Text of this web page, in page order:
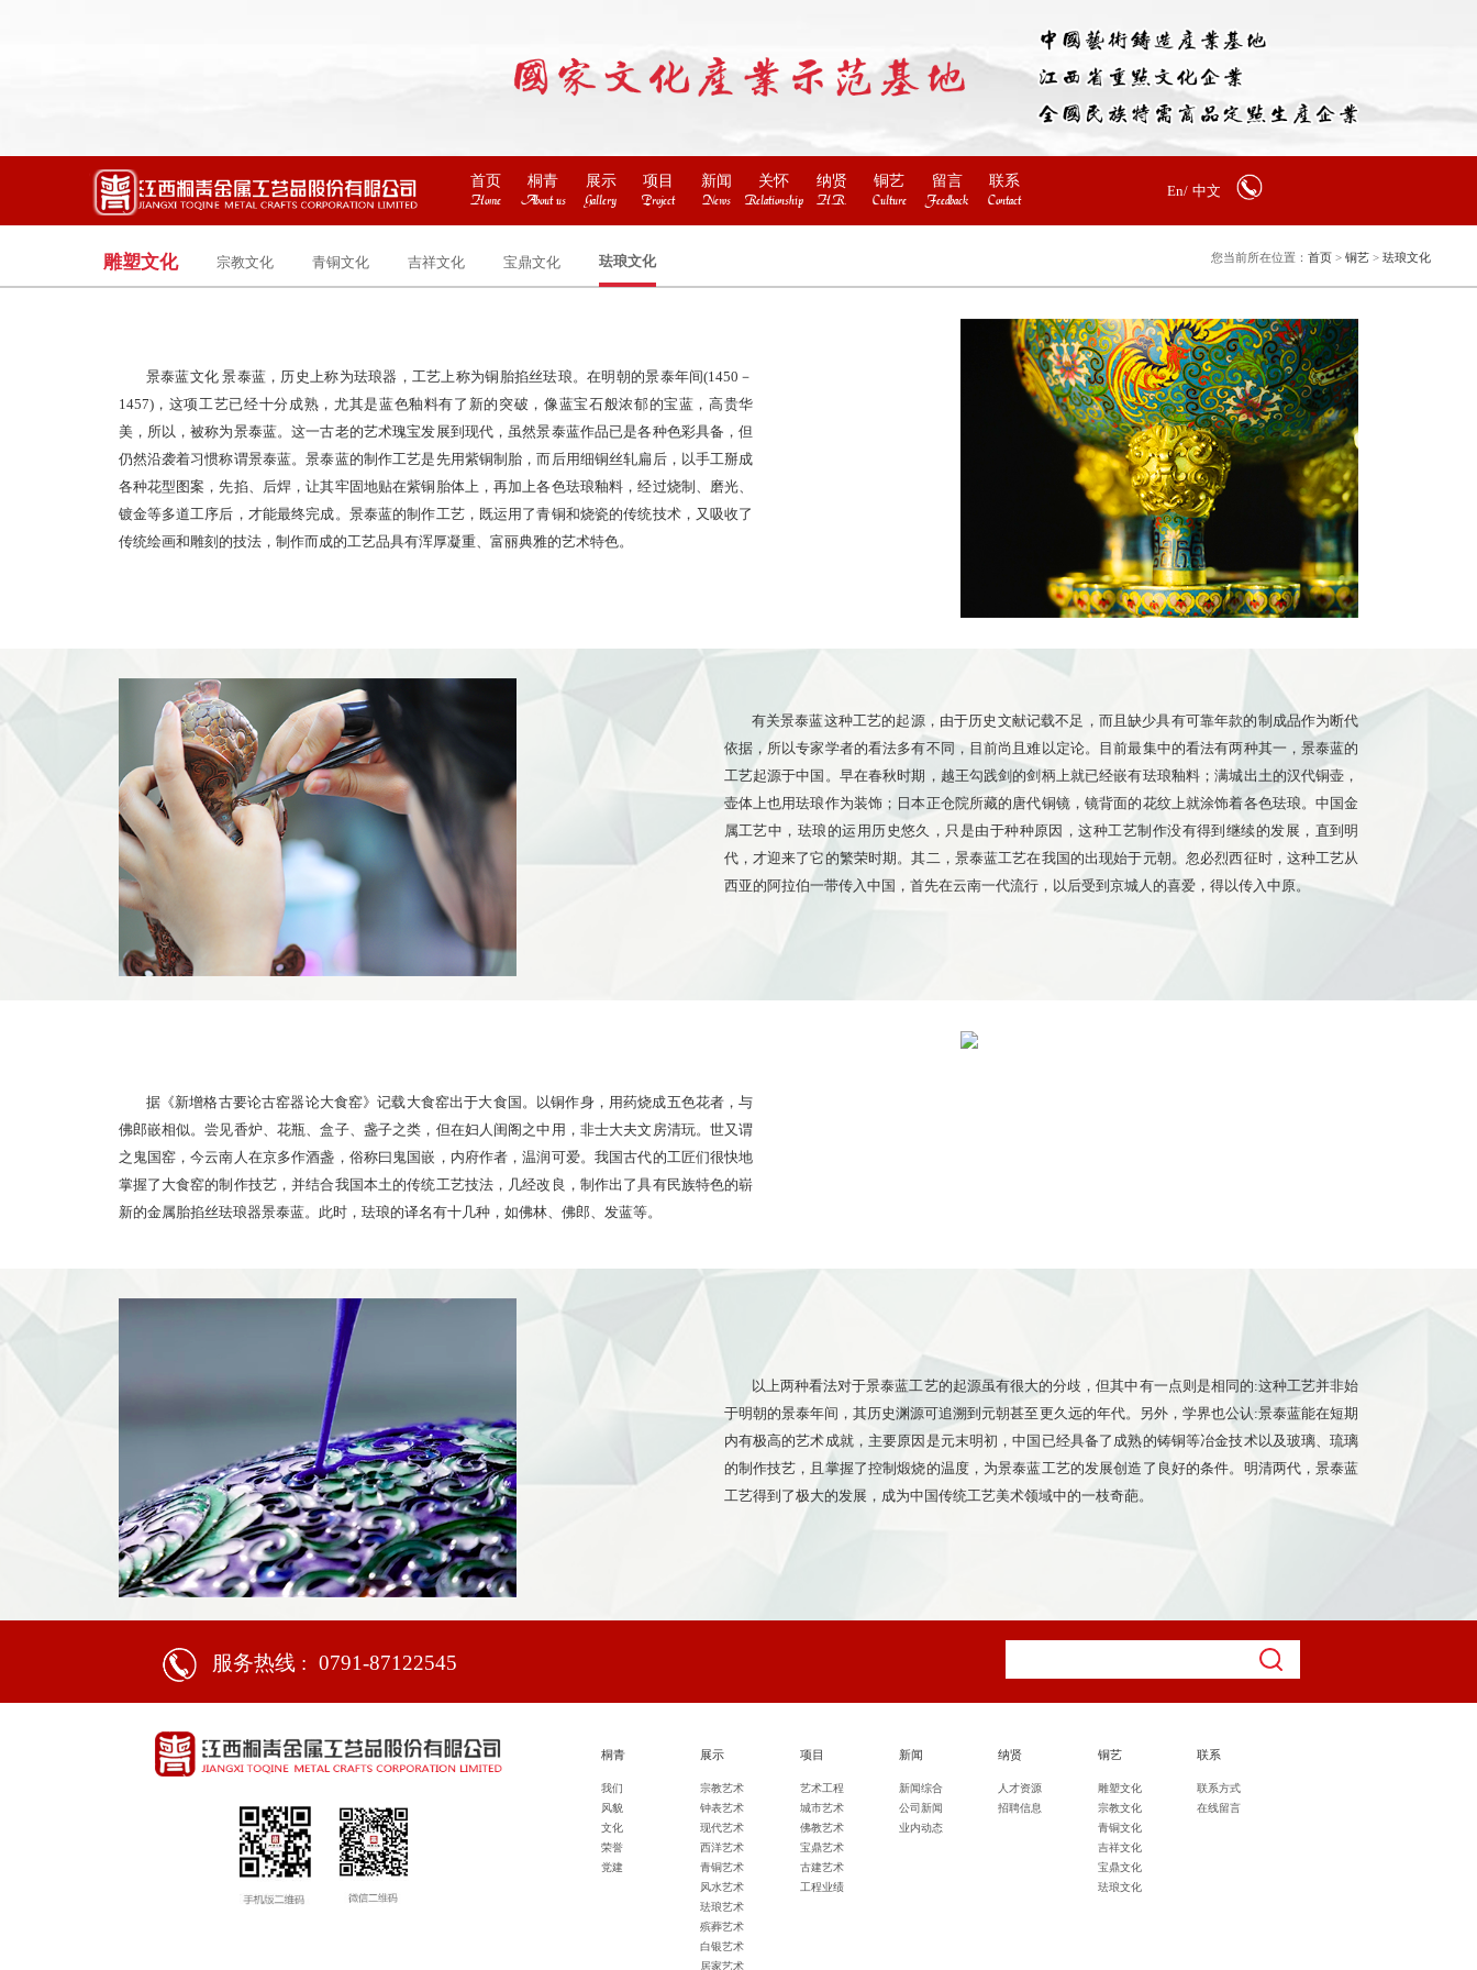
首页
Home
桐青
About us
展示
Gallery
项目
Project
新闻
News
关怀
Relationship
纳贤
H.R.
铜艺
Culture
留言
Feedback
联系
Contact
En/ 中文
雕塑文化 宗教文化 青铜文化 吉祥文化 宝鼎文化 珐琅文化 您当前所在位置： 首页 > 铜艺 > 珐琅文化
景泰蓝文化 景泰蓝，历史上称为珐琅器，工艺上称为铜胎掐丝珐琅。在明朝的景泰年间(1450－
1457)，这项工艺已经十分成熟，尤其是蓝色釉料有了新的突破，像蓝宝石般浓郁的宝蓝，高贵华
美，所以，被称为景泰蓝。这一古老的艺术瑰宝发展到现代，虽然景泰蓝作品已是各种色彩具备，但
仍然沿袭着习惯称谓景泰蓝。景泰蓝的制作工艺是先用紫铜制胎，而后用细铜丝轧扁后，以手工掰成
各种花型图案，先掐、后焊，让其牢固地贴在紫铜胎体上，再加上各色珐琅釉料，经过烧制、磨光、
镀金等多道工序后，才能最终完成。景泰蓝的制作工艺，既运用了青铜和烧瓷的传统技术，又吸收了
传统绘画和雕刻的技法，制作而成的工艺品具有浑厚凝重、富丽典雅的艺术特色。
有关景泰蓝这种工艺的起源，由于历史文献记载不足，而且缺少具有可靠年款的制成品作为断代
依据，所以专家学者的看法多有不同，目前尚且难以定论。目前最集中的看法有两种其一，景泰蓝的
工艺起源于中国。早在春秋时期，越王勾践剑的剑柄上就已经嵌有珐琅釉料；满城出土的汉代铜壶，
壶体上也用珐琅作为装饰；日本正仓院所藏的唐代铜镜，镜背面的花纹上就涂饰着各色珐琅。中国金
属工艺中，珐琅的运用历史悠久，只是由于种种原因，这种工艺制作没有得到继续的发展，直到明
代，才迎来了它的繁荣时期。其二，景泰蓝工艺在我国的出现始于元朝。忽必烈西征时，这种工艺从
西亚的阿拉伯一带传入中国，首先在云南一代流行，以后受到京城人的喜爱，得以传入中原。
据《新增格古要论古窑器论大食窑》记载大食窑出于大食国。以铜作身，用药烧成五色花者，与
佛郎嵌相似。尝见香炉、花瓶、盒子、盏子之类，但在妇人闺阁之中用，非士大夫文房清玩。世又谓
之鬼国窑，今云南人在京多作酒盏，俗称曰鬼国嵌，内府作者，温润可爱。我国古代的工匠们很快地
掌握了大食窑的制作技艺，并结合我国本土的传统工艺技法，几经改良，制作出了具有民族特色的崭
新的金属胎掐丝珐琅器景泰蓝。此时，珐琅的译名有十几种，如佛林、佛郎、发蓝等。
以上两种看法对于景泰蓝工艺的起源虽有很大的分歧，但其中有一点则是相同的:这种工艺并非始
于明朝的景泰年间，其历史渊源可追溯到元朝甚至更久远的年代。另外，学界也公认:景泰蓝能在短期
内有极高的艺术成就，主要原因是元末明初，中国已经具备了成熟的铸铜等冶金技术以及玻璃、琉璃
的制作技艺，且掌握了控制煅烧的温度，为景泰蓝工艺的发展创造了良好的条件。明清两代，景泰蓝
工艺得到了极大的发展，成为中国传统工艺美术领域中的一枝奇葩。
服务热线 : 0791-87122545
桐青
我们
风貌
文化
荣誉
党建
展示
宗教艺术
钟表艺术
现代艺术
西洋艺术
青铜艺术
风水艺术
珐琅艺术
殡葬艺术
白银艺术
居家艺术
项目
艺术工程
城市艺术
佛教艺术
宝鼎艺术
古建艺术
工程业绩
新闻
新闻综合
公司新闻
业内动态
纳贤
人才资源
招聘信息
铜艺
雕塑文化
宗教文化
青铜文化
吉祥文化
宝鼎文化
珐琅文化
联系
联系方式
在线留言